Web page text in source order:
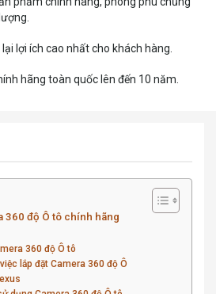
lợi ích cao nhất cho khách hàng.
hãng toàn quốc lên đến 10 năm.
360 độ Ô tô chính hãng
360 độ Ô tô
lắp đặt Camera 360 độ Ô